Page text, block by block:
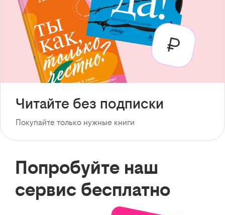
Читайте без подписки
Покупайте только нужные книги
Попробуйте наш
сервис бесплатно